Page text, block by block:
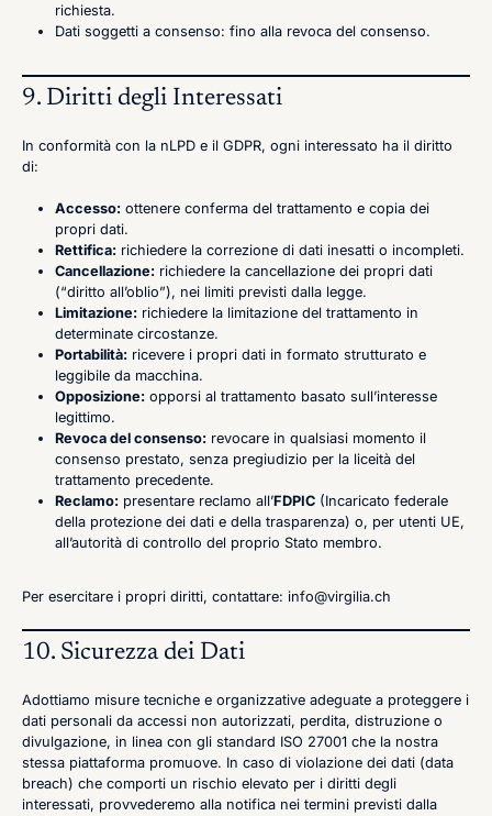
richiesta.
Dati soggetti a consenso: fino alla revoca del consenso.
9. Diritti degli Interessati
In conformità con la nLPD e il GDPR, ogni interessato ha il diritto
di:
Accesso: ottenere conferma del trattamento e copia dei
propri dati.
Rettifica: richiedere la correzione di dati inesatti o incompleti.
Cancellazione: richiedere la cancellazione dei propri dati
(“diritto all’oblio”), nei limiti previsti dalla legge.
Limitazione: richiedere la limitazione del trattamento in
determinate circostanze.
Portabilità: ricevere i propri dati in formato strutturato e
leggibile da macchina.
Opposizione: opporsi al trattamento basato sull’interesse
legittimo.
Revoca del consenso: revocare in qualsiasi momento il
consenso prestato, senza pregiudizio per la liceità del
trattamento precedente.
Reclamo: presentare reclamo all’FDPIC (Incaricato federale
della protezione dei dati e della trasparenza) o, per utenti UE,
all’autorità di controllo del proprio Stato membro.
Per esercitare i propri diritti, contattare: info@virgilia.ch
10. Sicurezza dei Dati
Adottiamo misure tecniche e organizzative adeguate a proteggere i
dati personali da accessi non autorizzati, perdita, distruzione o
divulgazione, in linea con gli standard ISO 27001 che la nostra
stessa piattaforma promuove. In caso di violazione dei dati (data
breach) che comporti un rischio elevato per i diritti degli
interessati, provvederemo alla notifica nei termini previsti dalla